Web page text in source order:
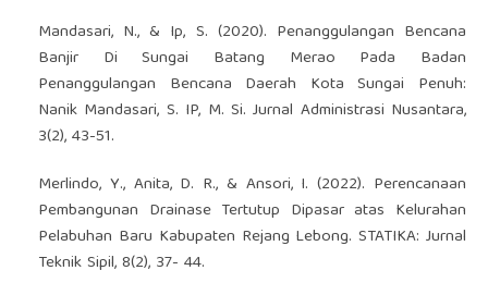
Mandasari, N., & Ip, S. (2020). Penanggulangan Bencana
Banjir Di Sungai Batang Merao Pada Badan
Penanggulangan Bencana Daerah Kota Sungai Penuh:
Nanik Mandasari, S. IP, M. Si. Jurnal Administrasi Nusantara,
3(2), 43-51.
Merlindo, Y., Anita, D. R., & Ansori, I. (2022). Perencanaan
Pembangunan Drainase Tertutup Dipasar atas Kelurahan
Pelabuhan Baru Kabupaten Rejang Lebong. STATIKA: Jurnal
Teknik Sipil, 8(2), 37- 44.